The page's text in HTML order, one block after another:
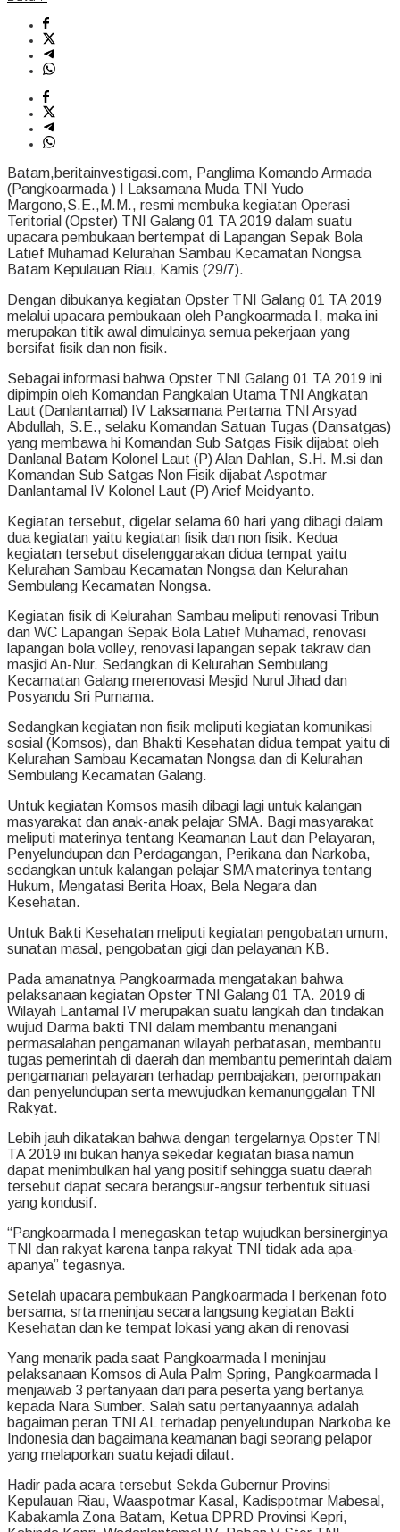
Batam,beritainvestigasi.com, Panglima Komando Armada
(Pangkoarmada ) I Laksamana Muda TNI Yudo
Margono,S.E.,M.M., resmi membuka kegiatan Operasi
Teritorial (Opster) TNI Galang 01 TA 2019 dalam suatu
upacara pembukaan bertempat di Lapangan Sepak Bola
Latief Muhamad Kelurahan Sambau Kecamatan Nongsa
Batam Kepulauan Riau, Kamis (29/7).
Dengan dibukanya kegiatan Opster TNI Galang 01 TA 2019
melalui upacara pembukaan oleh Pangkoarmada I, maka ini
merupakan titik awal dimulainya semua pekerjaan yang
bersifat fisik dan non fisik.
Sebagai informasi bahwa Opster TNI Galang 01 TA 2019 ini
dipimpin oleh Komandan Pangkalan Utama TNI Angkatan
Laut (Danlantamal) IV Laksamana Pertama TNI Arsyad
Abdullah, S.E., selaku Komandan Satuan Tugas (Dansatgas)
yang membawa hi Komandan Sub Satgas Fisik dijabat oleh
Danlanal Batam Kolonel Laut (P) Alan Dahlan, S.H. M.si dan
Komandan Sub Satgas Non Fisik dijabat Aspotmar
Danlantamal IV Kolonel Laut (P) Arief Meidyanto.
Kegiatan tersebut, digelar selama 60 hari yang dibagi dalam
dua kegiatan yaitu kegiatan fisik dan non fisik. Kedua
kegiatan tersebut diselenggarakan didua tempat yaitu
Kelurahan Sambau Kecamatan Nongsa dan Kelurahan
Sembulang Kecamatan Nongsa.
Kegiatan fisik di Kelurahan Sambau meliputi renovasi Tribun
dan WC Lapangan Sepak Bola Latief Muhamad, renovasi
lapangan bola volley, renovasi lapangan sepak takraw dan
masjid An-Nur. Sedangkan di Kelurahan Sembulang
Kecamatan Galang merenovasi Mesjid Nurul Jihad dan
Posyandu Sri Purnama.
Sedangkan kegiatan non fisik meliputi kegiatan komunikasi
sosial (Komsos), dan Bhakti Kesehatan didua tempat yaitu di
Kelurahan Sambau Kecamatan Nongsa dan di Kelurahan
Sembulang Kecamatan Galang.
Untuk kegiatan Komsos masih dibagi lagi untuk kalangan
masyarakat dan anak-anak pelajar SMA. Bagi masyarakat
meliputi materinya tentang Keamanan Laut dan Pelayaran,
Penyelundupan dan Perdagangan, Perikana dan Narkoba,
sedangkan untuk kalangan pelajar SMA materinya tentang
Hukum, Mengatasi Berita Hoax, Bela Negara dan
Kesehatan.
Untuk Bakti Kesehatan meliputi kegiatan pengobatan umum,
sunatan masal, pengobatan gigi dan pelayanan KB.
Pada amanatnya Pangkoarmada mengatakan bahwa
pelaksanaan kegiatan Opster TNI Galang 01 TA. 2019 di
Wilayah Lantamal IV merupakan suatu langkah dan tindakan
wujud Darma bakti TNI dalam membantu menangani
permasalahan pengamanan wilayah perbatasan, membantu
tugas pemerintah di daerah dan membantu pemerintah dalam
pengamanan pelayaran terhadap pembajakan, perompakan
dan penyelundupan serta mewujudkan kemanunggalan TNI
Rakyat.
Lebih jauh dikatakan bahwa dengan tergelarnya Opster TNI
TA 2019 ini bukan hanya sekedar kegiatan biasa namun
dapat menimbulkan hal yang positif sehingga suatu daerah
tersebut dapat secara berangsur-angsur terbentuk situasi
yang kondusif.
“Pangkoarmada I menegaskan tetap wujudkan bersinerginya
TNI dan rakyat karena tanpa rakyat TNI tidak ada apa-
apanya” tegasnya.
Setelah upacara pembukaan Pangkoarmada I berkenan foto
bersama, srta meninjau secara langsung kegiatan Bakti
Kesehatan dan ke tempat lokasi yang akan di renovasi
Yang menarik pada saat Pangkoarmada I meninjau
pelaksanaan Komsos di Aula Palm Spring, Pangkoarmada I
menjawab 3 pertanyaan dari para peserta yang bertanya
kepada Nara Sumber. Salah satu pertanyaannya adalah
bagaiman peran TNI AL terhadap penyelundupan Narkoba ke
Indonesia dan bagaimana keamanan bagi seorang pelapor
yang melaporkan suatu kejadi dilaut.
Hadir pada acara tersebut Sekda Gubernur Provinsi
Kepulauan Riau, Waaspotmar Kasal, Kadispotmar Mabesal,
Kabakamla Zona Batam, Ketua DPRD Provinsi Kepri,